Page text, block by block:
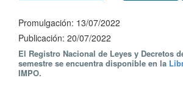
Promulgación: 13/07/2022
Publicación: 20/07/2022
El Registro Nacional de Leyes y Decretos
semestre se encuentra disponible en la
IMPO.